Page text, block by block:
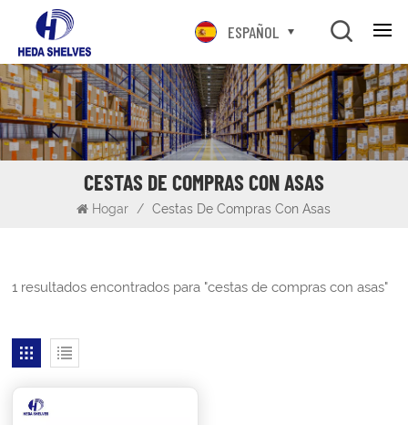
ESPAÑOL
CESTAS DE COMPRAS CON ASAS
Hogar / Cestas De Compras Con Asas
1 resultados encontrados para "cestas de compras con asas"